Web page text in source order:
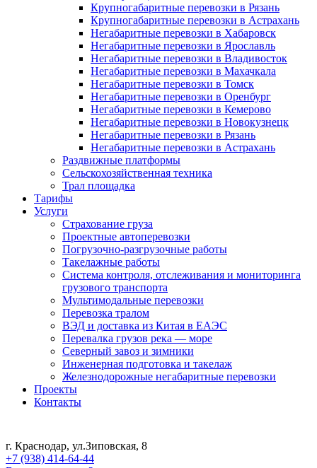
Крупногабаритные перевозки в Рязань
Крупногабаритные перевозки в Астрахань
Негабаритные перевозки в Хабаровск
Негабаритные перевозки в Ярославль
Негабаритные перевозки в Владивосток
Негабаритные перевозки в Махачкала
Негабаритные перевозки в Томск
Негабаритные перевозки в Оренбург
Негабаритные перевозки в Кемерово
Негабаритные перевозки в Новокузнецк
Негабаритные перевозки в Рязань
Негабаритные перевозки в Астрахань
Раздвижные платформы
Сельскохозяйственная техника
Трал площадка
Тарифы
Услуги
Страхование груза
Проектные автоперевозки
Погрузочно-разгрузочные работы
Такелажные работы
Система контроля, отслеживания и мониторинга
грузового транспорта
Мультимодальные перевозки
Перевозка тралом
ВЭД и доставка из Китая в ЕАЭС
Перевалка грузов река — море
Северный завоз и зимники
Инженерная подготовка и такелаж
Железнодорожные негабаритные перевозки
Проекты
Контакты
г. Краснодар, ул.Зиповская, 8
+7 (938) 414-64-44